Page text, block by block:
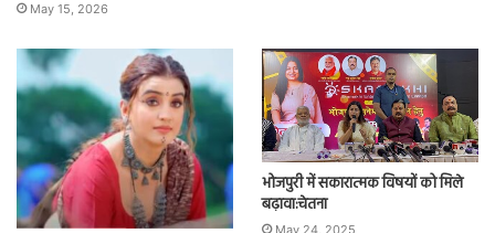
May 15, 2026
भोजपुरी में सकारात्मक विषयों को मिले
बढ़ावा:चेतना
May 24, 2025